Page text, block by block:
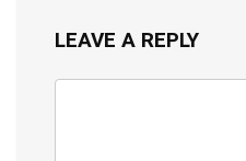
LEAVE A REPLY